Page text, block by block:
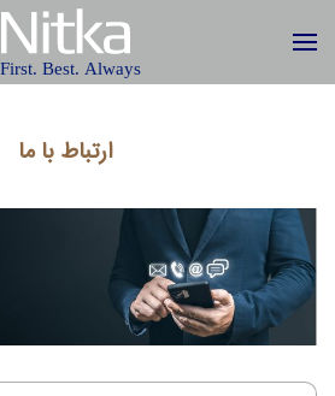
ارتباط با ما